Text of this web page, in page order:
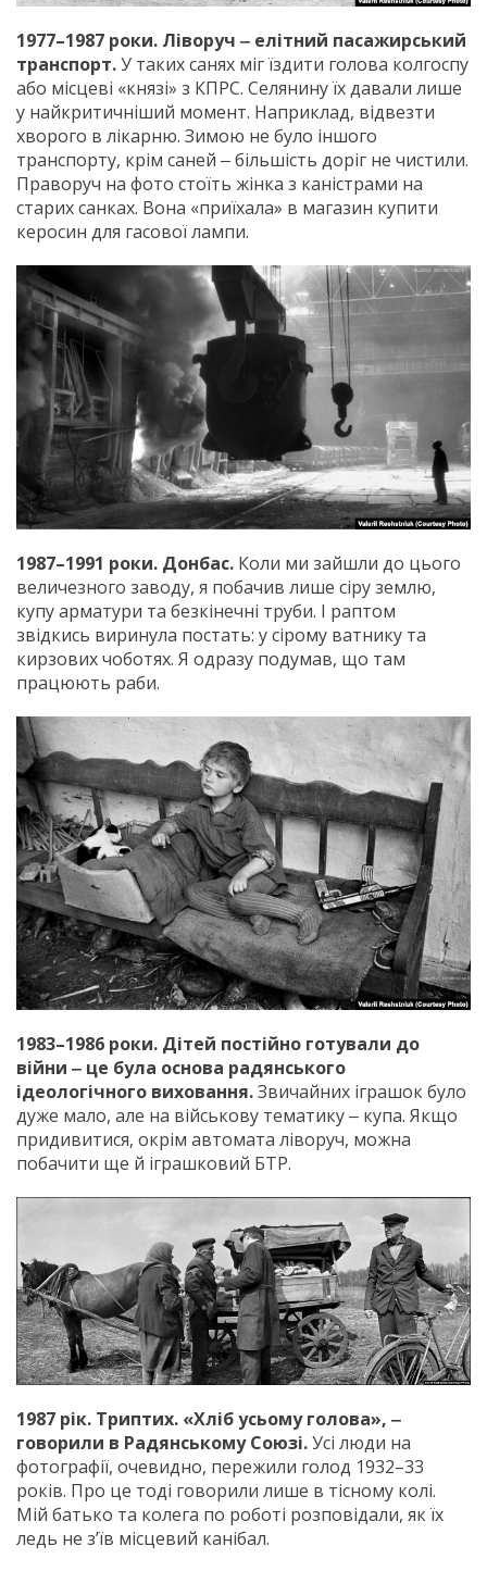
1977–1987 роки. Ліворуч ‒ елітний пасажирський
транспорт.У таких санях міг їздити голова колгоспу
або місцеві «князі» з КПРС. Селянину їх давали лише
у найкритичніший момент. Наприклад, відвезти
хворого в лікарню. Зимою не було іншого
транспорту, крім саней ‒ більшість доріг не чистили.
Праворуч на фото стоїть жінка з каністрами на
старих санках. Вона «приїхала» в магазин купити
керосин для гасової лампи.
1987–1991 роки. Донбас. Коли ми зайшли до цього
величезного заводу, я побачив лише сіру землю,
купу арматури та безкінечні труби. І раптом
звідкись виринула постать: у сірому ватнику та
кирзових чоботях. Я одразу подумав, що там
працюють раби.
1983–1986 роки. Дітей постійно готували до
війни ‒ це була основа радянського
ідеологічного виховання.Звичайних іграшок було
дуже мало, але на військову тематику ‒ купа. Якщо
придивитися, окрім автомата ліворуч, можна
побачити ще й іграшковий БТР.
1987 рік. Триптих. «Хліб усьому голова», ‒
говорили в Радянському Союзі.Усі люди на
фотографії, очевидно, пережили голод 1932–33
років. Про це тоді говорили лише в тісному колі.
Мій батько та колега по роботі розповідали, як їх
ледь не з’їв місцевий канібал.